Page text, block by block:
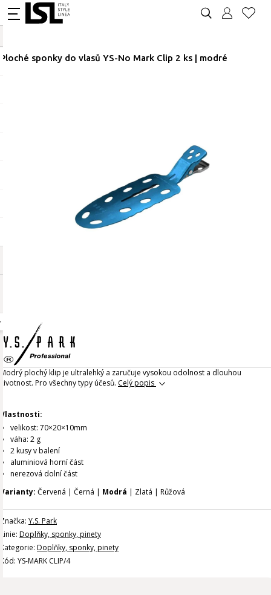
Ploché sponky do vlasů YS-No Mark Clip 2 ks | modré
Modrý plochý klip je ultralehký a zaručuje vysokou odolnost a dlouhou
životnost. Pro všechny typy účesů. Celý popis
Vlastnosti:
velikost: 70×20×10mm
váha: 2 g
2 kusy v balení
aluminiová horní část
nerezová dolní část
Varianty: Červená | Černá | Modrá | Zlatá | Růžová
Značka: Y.S. Park
Linie: Doplňky, sponky, pinety
Kategorie: Doplňky, sponky, pinety
Kód: YS-MARK CLIP/4